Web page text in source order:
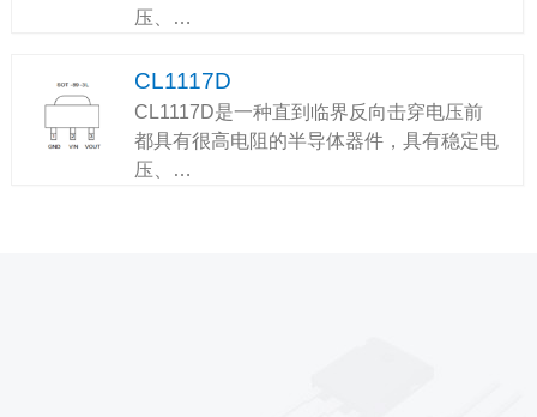
压、…
CL1117D
CL1117D是一种直到临界反向击穿电压前
都具有很高电阻的半导体器件，具有稳定电
压、…